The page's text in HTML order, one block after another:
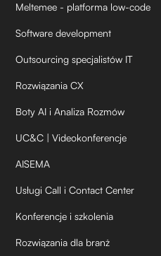
Meltemee - platforma low-code
Software development
Outsourcing specjalistów IT
Rozwiązania CX
Boty AI i Analiza Rozmów
UC&C | Videokonferencje
AISEMA
Usługi Call i Contact Center
Konferencje i szkolenia
Rozwiązania dla branż